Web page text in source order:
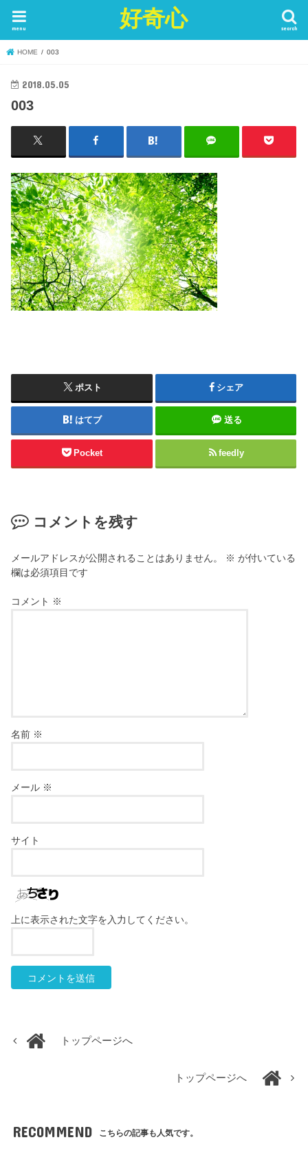
好奇心 search
menu
HOME 003
2018.05.05
003
ポスト シェア
はてブ 送る
Pocket feedly
コメントを残す
メールアドレスが公開されることはありません。 ※ が付いている
欄は必須項目です
コメント ※
名前 ※
メール ※
サイト
上に表示された文字を入力してください。
トップページへ
トップページへ
RECOMMEND こちらの記事も人気です。